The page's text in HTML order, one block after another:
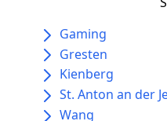
Gaming
Gresten
Kienberg
St. Anton an der
Wang